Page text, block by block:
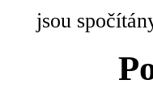
jsou